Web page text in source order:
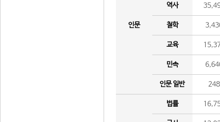
인문
역사
철학
교육
민속
인문 일반 248
법률